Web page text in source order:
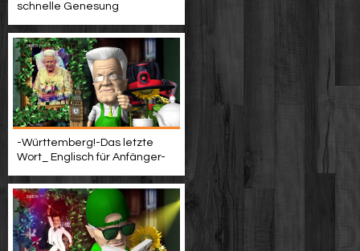
schnelle Genesung
-Württemberg!-Das letzte
Wort_ Englisch für Anfänger-